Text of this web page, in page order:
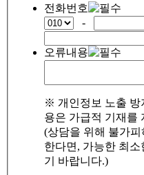
전화번호
-
오류내용
※ 개인정보 노출 방
용은 가급적 기재를
(상담을 위해 불가
한다면, 가능한 최소
기 바랍니다.)